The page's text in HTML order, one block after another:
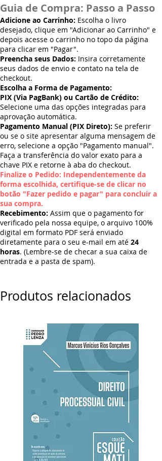
Guia de Compra: Passo a Passo
Adicione ao Carrinho: Escolha o livro
desejado, clique em "Adicionar ao Carrinho" e
depois acesse o carrinho no topo da página
para clicar em "Pagar".
Preencha seus Dados: Insira corretamente
seus dados de envio e contato na tela de
checkout.
Escolha a Forma de Pagamento:
PIX (Via PagBank) ou Cartão de Crédito:
Selecione uma das opções integradas para
aprovação automática.
Pagamento Manual (PIX Direto): Se preferir
ou se o site apresentar alguma mensagem de
erro, selecione a opção "Pagamento manual".
Faça a transferência do valor exato para a
chave PIX e retorne à aba do checkout.
Finalize o Pedido: Independentemente da
forma escolhida, certifique-se de clicar no
botão "Fazer pedido e pagar" para concluir a
sua compra.
Recebimento: Assim que o pagamento for
verificado pela nossa equipe, o arquivo 100%
digital em formato PDF será enviado
diretamente para o seu e-mail em até 24
horas. (Lembre-se de checar a sua caixa de
entrada e a pasta de spam).
Produtos relacionados